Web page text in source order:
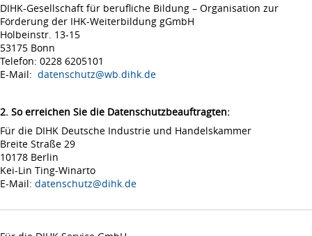
DIHK-Gesellschaft für berufliche Bildung – Organisation zur
Förderung der IHK-Weiterbildung gGmbH
Holbeinstr. 13-15
53175 Bonn
Telefon: 0228 6205101
E-Mail: datenschutz@wb.dihk.de
2. So erreichen Sie die Datenschutzbeauftragten:
Für die DIHK Deutsche Industrie und Handelskammer
Breite Straße 29
10178 Berlin
Kei-Lin Ting-Winarto
E-Mail: datenschutz@dihk.de